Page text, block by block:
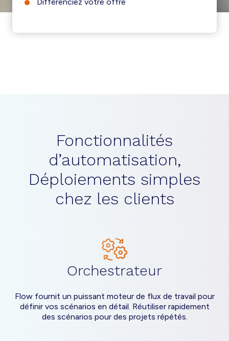
Fonctionnalités
d’automatisation,
Déploiements simples
chez les clients
Orchestrateur
Flow fournit un puissant moteur de flux de travail pour
définir vos scénarios en détail. Réutiliser rapidement
des scénarios pour des projets répétés.